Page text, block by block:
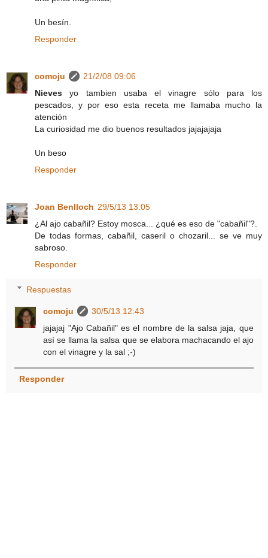
Un besín.
Responder
comoju
21/2/08 09:06
Nieves yo tambien usaba el vinagre sólo para los
pescados, y por eso esta receta me llamaba mucho la
atención
La curiosidad me dio buenos resultados jajajajaja
Un beso
Responder
Joan Benlloch 29/5/13 13:05
¿Al ajo cabañil? Estoy mosca... ¿qué es eso de "cabañil"?.
De todas formas, cabañil, caseril o chozaril... se ve muy
sabroso.
Responder
Respuestas
comoju
30/5/13 12:43
jajajaj "Ajo Cabañil" es el nombre de la salsa jaja, que
así se llama la salsa que se elabora machacando el ajo
con el vinagre y la sal ;-)
Responder